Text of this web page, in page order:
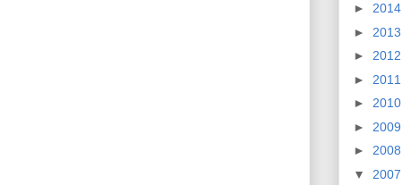
► 2014
► 2013
► 2012
► 2011
► 2010
► 2009
► 2008
▼ 2007